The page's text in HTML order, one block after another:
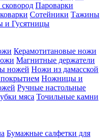
Пароварки
Сотейники Тажины
и Гусятницы
Керамотитановые ножи
Магнитные держатели
ножей Ножи из дамасской
Ножницы и
Ручные настольные
мяса Точильные камни
Бумажные салфетки для